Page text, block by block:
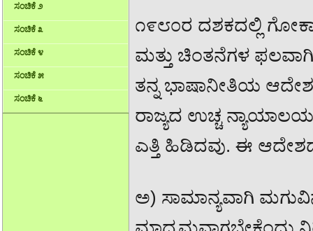
ಸಂಚಿಕೆ ೨
ಸಂಚಿಕೆ ೩
ಸಂಚಿಕೆ ೪
ಸಂಚಿಕೆ ೫
ಸಂಚಿಕೆ ೬
೧೯೮೦ರ ದಶಕದಲ್ಲಿ
ಮತ್ತು ಚಿಂತನೆಗಳ
ತನ್ನ ಭಾಷಾನೀತಿಯ
ರಾಜ್ಯದ ಉಚ್ಚ
ಎತ್ತಿ ಹಿಡಿದವು. ಈ
ಅ) ಸಾಮಾನ್ಯವಾಗಿ